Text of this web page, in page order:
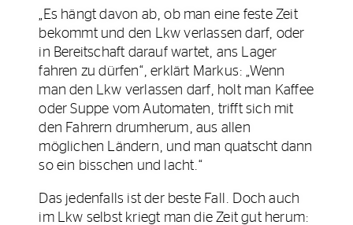
„Es hängt davon ab, ob man eine feste Zeit
bekommt und den Lkw verlassen darf, oder
in Bereitschaft darauf wartet, ans Lager
fahren zu dürfen“, erklärt Markus: „Wenn
man den Lkw verlassen darf, holt man Kaffee
oder Suppe vom Automaten, trifft sich mit
den Fahrern drumherum, aus allen
möglichen Ländern, und man quatscht dann
so ein bisschen und lacht.“
Das jedenfalls ist der beste Fall. Doch auch
im Lkw selbst kriegt man die Zeit gut herum: